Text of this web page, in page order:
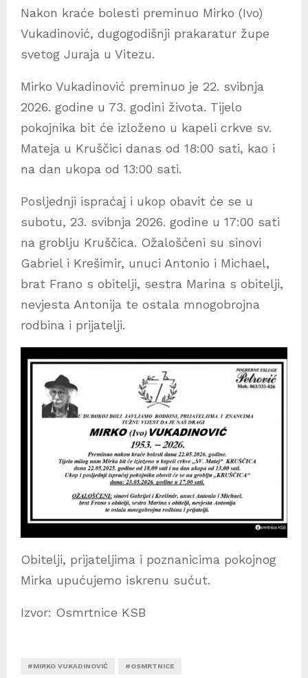
Nakon kraće bolesti preminuo Mirko (Ivo)
Vukadinović, dugogodišnji prakaratur župe
svetog Juraja u Vitezu.
Mirko Vukadinović preminuo je 22. svibnja
2026. godine u 73. godini života. Tijelo
pokojnika bit će izloženo u kapeli crkve sv.
Mateja u Kruščici danas od 18:00 sati, kao i
na dan ukopa od 13:00 sati.
Posljednji ispraćaj i ukop obavit će se u
subotu, 23. svibnja 2026. godine u 17:00 sati
na groblju Kruščica. Ožalošćeni su sinovi
Gabriel i Krešimir, unuci Antonio i Michael,
brat Frano s obitelji, sestra Marina s obitelji,
nevjesta Antonija te ostala mnogobrojna
rodbina i prijatelji.
Obitelji, prijateljima i poznanicima pokojnog
Mirka upućujemo iskrenu sućut.
Izvor: Osmrtnice KSB
#MIRKO VUKADINOVIĆ #OSMRTNICE